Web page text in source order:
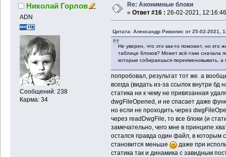
Николай Горлов
ADN
Сообщений: 238
Карма: 34
Re: Анонимные блоки
« Ответ #16 : 26-02-2021,
Цитата: Александр Ривилис от 25-02-2021,
Не уверен, что это как-то поможет, но кто
таблице блоков? Может всё-таки сначала
которые собираешься переименовывать,
попробовал, результат тот же. а
всегда (видать из-за ссылок внутри бд
статика ни к чему не привязанная
dwgFileOpened, и не спасает даже
но если не проходить через
через readDwgFile, то все блоки (и
замечательно, чего мне в принципе
остался правда один файл, в которым
становится меньше
даже при
статика так и динамика с завидным